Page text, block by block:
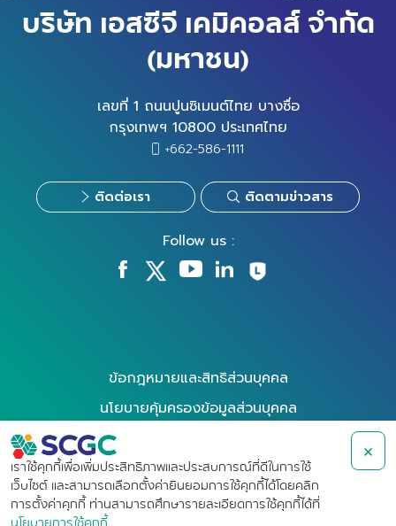
บริษัท เอสซีจี เคมิคอลส์ จำกัด
(มหาชน)
เลขที่ 1 ถนนปูนซิเมนต์ไทย บางซื่อ
กรุงเทพฯ 10800 ประเทศไทย
+662-586-1111
ติดต่อเรา ติดตามข่าวสาร
Follow us :
ข้อกฎหมายและสิทธิส่วนบุคคล
นโยบายคุ้มครองข้อมูลส่วนบุคคล
การใช้สิทธิของเจ้าของข้อมูล
ข้อกำหนดการใช้งาน
เราใช้คุกกี้เพื่อเพิ่มประสิทธิภาพและประสบการณ์ที่ดีในการใช้
เว็บไซต์ และสามารถเลือกตั้งค่ายินยอมการใช้คุกกี้ได้โดยคลิก
การตั้งค่าคุกกี้ ท่านสามารถศึกษารายละเอียดการใช้คุกกี้ได้ที่
×